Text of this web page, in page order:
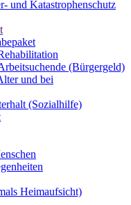
und Katastrophenschutz
(Bürgergeld)
und bei
(Sozialhilfe)
Heimaufsicht)